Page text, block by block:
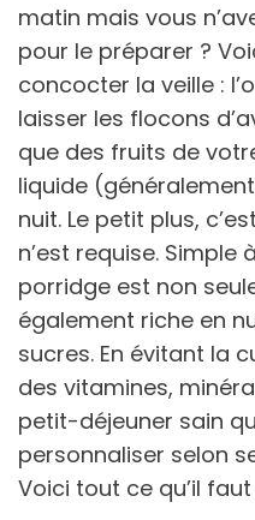
matin mais vous
pour le préparer ?
concocter la veille :
laisser les flocons
que des fruits de
liquide
nuit. Le petit plus,
n’est requise. Simple
porridge est non
également riche en
sucres. En évitant la
des vitamines,
petit-déjeuner sain
personnaliser selon
Voici tout ce qu’il